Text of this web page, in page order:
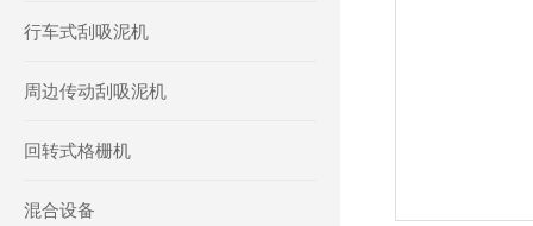
行车式刮吸泥机
周边传动刮吸泥机
回转式格栅机
混合设备